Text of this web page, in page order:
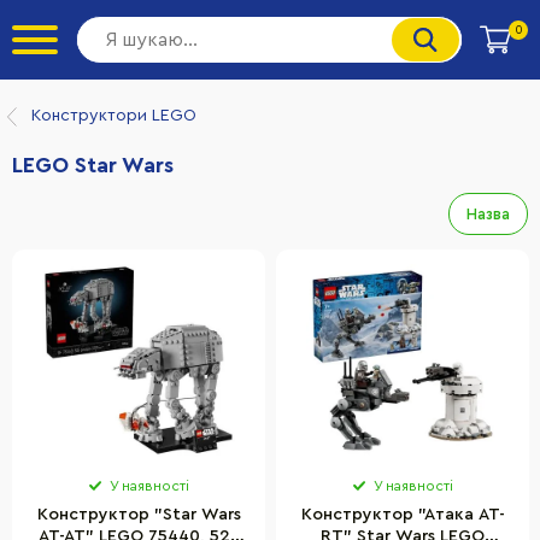
0
Конструктори LEGO
LEGO Star Wars
Назва
У наявності
Конструктор "Star Wars
AT-AT" LEGO 75440, 525
У наявності
Конструктор "Атака AT-
RT" Star Wars LEGO